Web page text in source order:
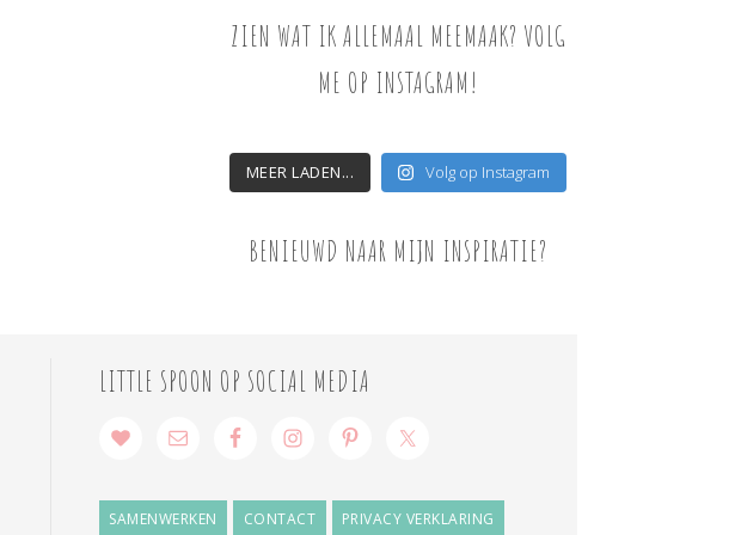
ZIEN WAT IK ALLEMAAL MEEMAAK? VOLG
ME OP INSTAGRAM!
MEER LADEN... Volg op Instagram
BENIEUWD NAAR MIJN INSPIRATIE?
LITTLE SPOON OP SOCIAL MEDIA
SAMENWERKEN CONTACT PRIVACY VERKLARING